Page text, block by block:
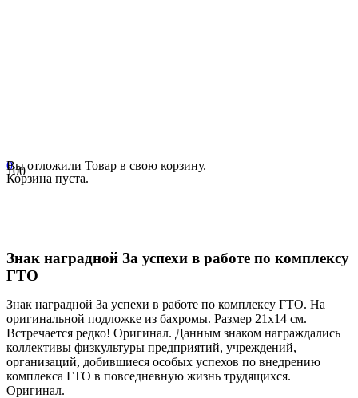
0
Вы отложили Товар в свою корзину.
Корзина пуста.
Знак наградной За успехи в работе по комплексу
ГТО
Знак наградной За успехи в работе по комплексу ГТО. На
оригинальной подложке из бахромы. Размер 21х14 см.
Встречается редко! Оригинал. Данным знаком награждались
коллективы физкультуры предприятий, учреждений,
организаций, добившиеся особых успехов по внедрению
комплекса ГТО в повседневную жизнь трудящихся.
Оригинал.